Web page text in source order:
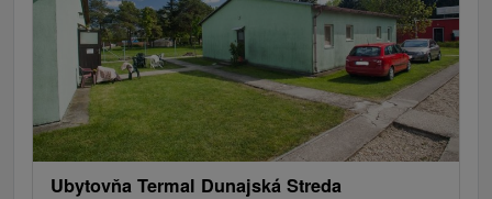
Ubytovňa Termal Dunajská Streda